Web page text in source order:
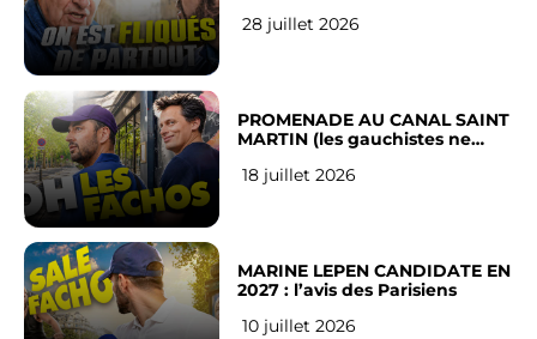
Français
28 juillet 2026
PROMENADE AU CANAL SAINT
MARTIN (les gauchistes ne
18 juillet 2026
MARINE LEPEN CANDIDATE EN
2027 : l’avis des Parisiens
10 juillet 2026